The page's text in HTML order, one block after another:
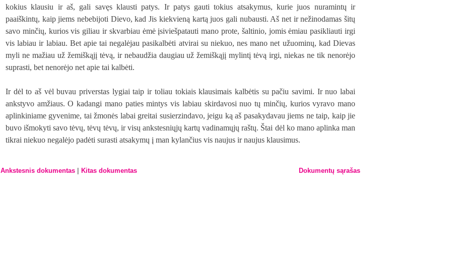
kokius klausiu ir aš, gali savęs klausti patys. Ir patys gauti tokius atsakymus, kurie juos nuramintų ir
paaiškintų, kaip jiems nebebijoti Dievo, kad Jis kiekvieną kartą juos gali nubausti. Aš net ir nežinodamas šitų
savo minčių, kurios vis giliau ir skvarbiau ėmė įsiviešpatauti mano prote, šaltinio, jomis ėmiau pasikliauti irgi
vis labiau ir labiau. Bet apie tai negalėjau pasikalbėti atvirai su niekuo, nes mano net užuominų, kad Dievas
myli ne mažiau už žemiškąjį tėvą, ir nebaudžia daugiau už žemiškąjį mylintį tėvą irgi, niekas ne tik nenorėjo
suprasti, bet nenorėjo net apie tai kalbėti.
Ir dėl to aš vėl buvau priverstas lygiai taip ir toliau tokiais klausimais kalbėtis su pačiu savimi. Ir nuo labai
ankstyvo amžiaus. O kadangi mano paties mintys vis labiau skirdavosi nuo tų minčių, kurios vyravo mano
aplinkiniame gyvenime, tai žmonės labai greitai susierzindavo, jeigu ką aš pasakydavau jiems ne taip, kaip jie
buvo išmokyti savo tėvų, tėvų tėvų, ir visų ankstesniųjų kartų vadinamųjų raštų. Štai dėl ko mano aplinka man
tikrai niekuo negalėjo padėti surasti atsakymų į man kylančius vis naujus ir naujus klausimus.
Ankstesnis dokumentas | Kitas dokumentas Dokumentų sąrašas